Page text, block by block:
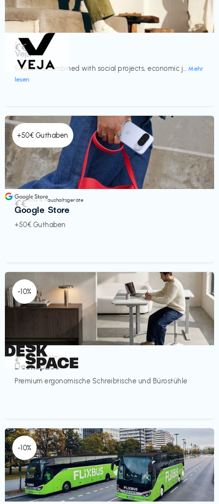
Schuhe
Veja
Sneakers combined with social projects, economic j... Mehr
lesen
€€‎
+50€ Guthaben
Elektronik & Haushaltsgeräte
Google Store
+50€ Guthaben
€€‎
-10%
Homeoffice Möbel
Deskspace
Premium ergonomische Schreibtische und Bürostühle
€‎
-10%